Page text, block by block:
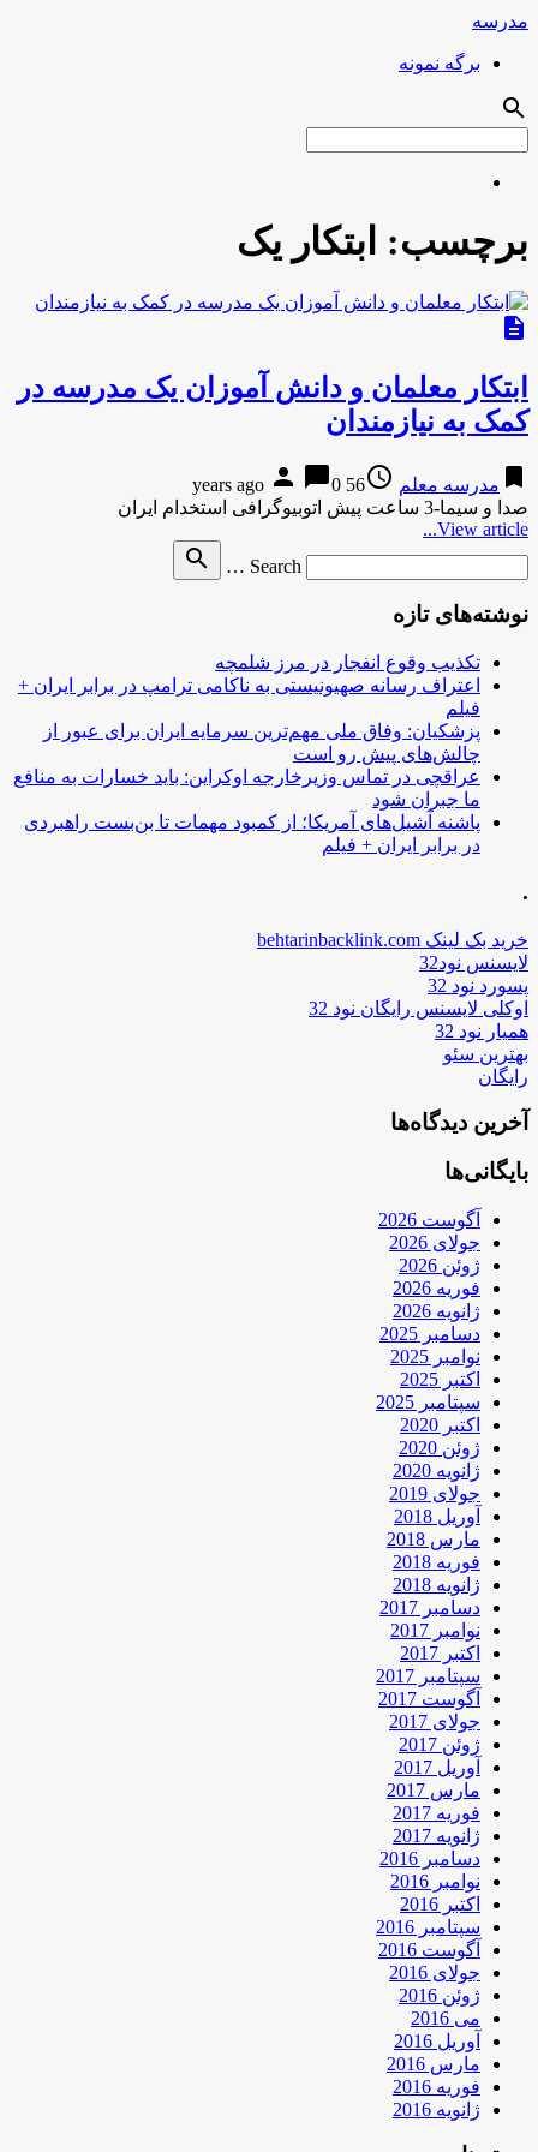
مدرسه
برگه نمونه
search
برچسب: ابتکار یک
description
ابتکار معلمان و دانش آموزان یک مدرسه در
کمک به نیازمندان
bookmark مدرسه معلم access_time
56 years ago
person chat_bubble0
صدا و سیما-3 ساعت پیش اتوبیوگرافی استخدام ایران
View article...
Search …
search
نوشته‌های تازه
تکذیب وقوع انفجار در مرز شلمچه
اعتراف رسانه صهیونیستی به ناکامی ترامپ در برابر ایران +
فیلم
پزشکیان: وفاق ملی مهم‌ترین سرمایه ایران برای عبور از
چالش‌های پیش رو است
عراقچی در تماس وزیرخارجه اوکراین: باید خسارات به منافع
ما جبران شود
پاشنه آشیل‌های آمریکا؛ از کمبود مهمات تا بن‌بست راهبردی
در برابر ایران + فیلم
.
خرید بک لینک behtarinbacklink.com
لایسنس نود32
پسورد نود 32
اوکلی لایسنس رایگان نود 32
همیار نود 32
بهترین سئو
رایگان
آخرین دیدگاه‌ها
بایگانی‌ها
آگوست 2026
جولای 2026
ژوئن 2026
فوریه 2026
ژانویه 2026
دسامبر 2025
نوامبر 2025
اکتبر 2025
سپتامبر 2025
اکتبر 2020
ژوئن 2020
ژانویه 2020
جولای 2019
آوریل 2018
مارس 2018
فوریه 2018
ژانویه 2018
دسامبر 2017
نوامبر 2017
اکتبر 2017
سپتامبر 2017
آگوست 2017
جولای 2017
ژوئن 2017
آوریل 2017
مارس 2017
فوریه 2017
ژانویه 2017
دسامبر 2016
نوامبر 2016
اکتبر 2016
سپتامبر 2016
آگوست 2016
جولای 2016
ژوئن 2016
می 2016
آوریل 2016
مارس 2016
فوریه 2016
ژانویه 2016